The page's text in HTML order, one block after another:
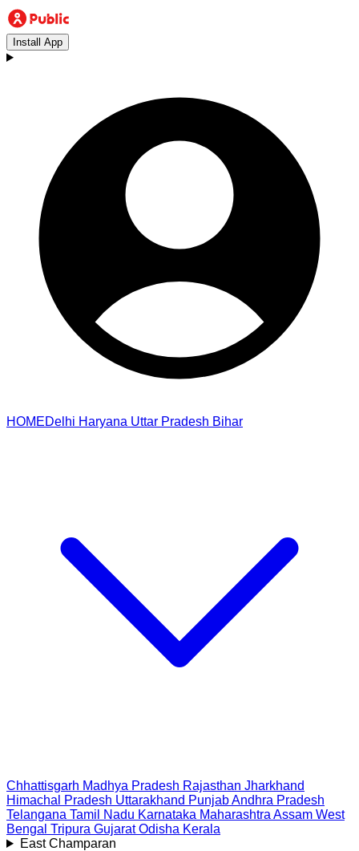
Install App
HOMEDelhi Haryana Uttar Pradesh Bihar
Chhattisgarh Madhya Pradesh Rajasthan Jharkhand
Himachal Pradesh Uttarakhand PunjabAndhra Pradesh
Telangana Tamil Nadu Karnataka Maharashtra Assam West
Bengal Tripura Gujarat Odisha Kerala
East Champaran